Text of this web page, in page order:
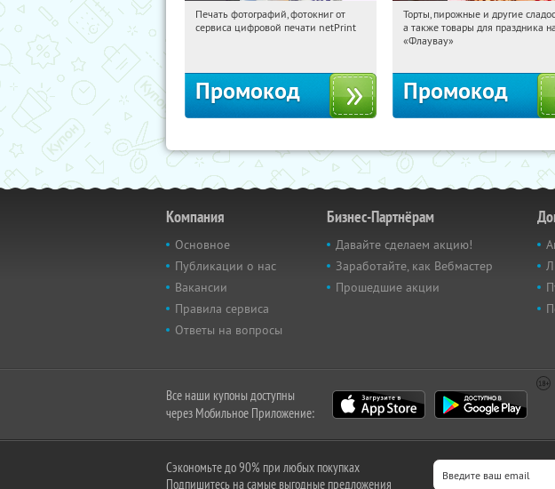
14:54:06 Получили:
Печать фотографий, фотокниг от
сервиса цифровой печати netPrint
Промокод
14:54:06
Россия
Торты, пирожные и другие
а также товары для праздника на
«Флаувау»
Промокод
Компания
Основное
Публикации о нас
Вакансии
Правила сервиса
Ответы на вопросы
Бизнес-Партнёрам
Давайте сделаем акцию!
Заработайте, как Вебмастер
Прошедшие акции
Все наши купоны доступны
через Мобильное Приложение:
Сэкономьте до 90% при любых покупках
Подпишитесь на самые выгодные предложения